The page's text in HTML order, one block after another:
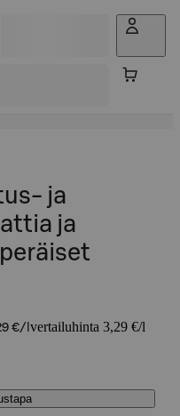
ja
ja
€/l vertailuhinta 3,29 €/l